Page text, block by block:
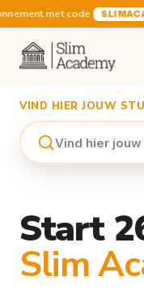
met code
Start
Slim
VIND HIER JOUW
Vind hier